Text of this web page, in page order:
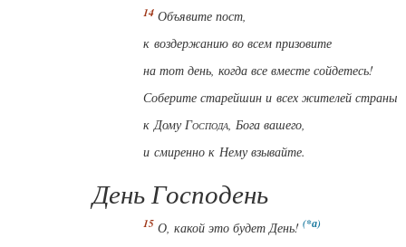
Объявите пост,
к воздержанию во всем призовите
на тот день, когда все вместе сойдетесь!
Соберите старейшин и всех жителей страны
к ДомуГоспода, Бога вашего,
и смиренно к Нему взывайте.
День Господень
О, какой это будет День!